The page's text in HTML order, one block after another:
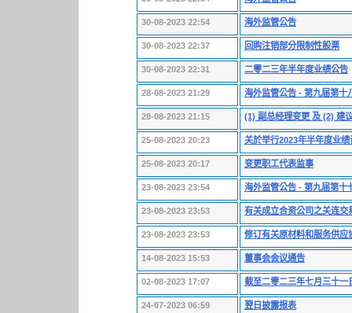
30-08-2023 22:54 海外监管公告
30-08-2023 22:37 回购注销部分限制性股票
30-08-2023 22:31 二零二三年半年度业绩公告
28-08-2023 21:29 海外监管公告 - 第九届第十
28-08-2023 21:15 (1) 副总经理变更 及 (2) 建
25-08-2023 20:23 关於举行2023年半年度业绩
25-08-2023 20:17 变更职工代表监事
23-08-2023 23:54 海外监管公告 - 第九届第十
23-08-2023 23:53 有关成立合资公司之关连交
23-08-2023 23:53 修订有关原材料和服务供应
14-08-2023 15:53 董事会会议通告
02-08-2023 17:07 截至二零二三年七月三十一
24-07-2023 06:59 翌日披露报表